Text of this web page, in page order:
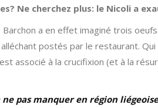
Ne cherchez plus: le Nicoli a
Barchon a en effet imaginé trois
alléchant postés par le restaurant.
associé à la crucifixion (et à la
pas manquer en région liégeoise